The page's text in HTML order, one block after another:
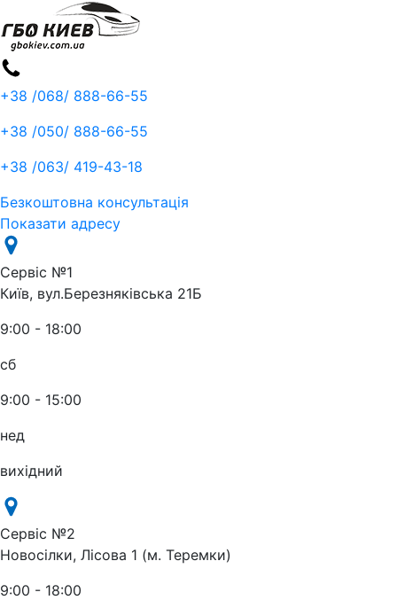
+38 /068/ 888-66-55
+38 /050/ 888-66-55
+38 /063/ 419-43-18
Безкоштовна консультація
Показати адресу
Сервіс №1
Київ, вул.Березняківська 21Б
9:00 - 18:00
сб
9:00 - 15:00
нед
вихідний
Сервіс №2
Новосілки, Лісова 1 (м. Теремки)
9:00 - 18:00